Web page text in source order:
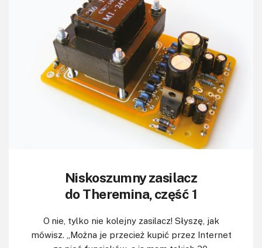
Niskoszumny zasilacz
do Theremina, część 1
O nie, tylko nie kolejny zasilacz! Słyszę, jak
mówisz. „Można je przecież kupić przez Internet